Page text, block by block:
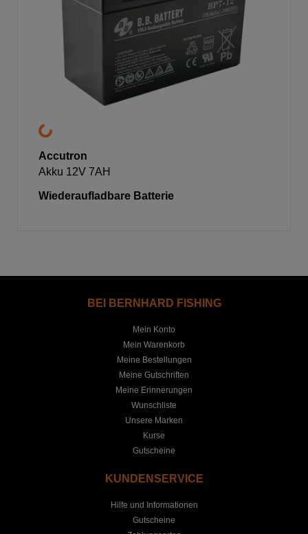
Accutron
Akku 12V 7AH
Wiederaufladbare Batterie
BEI BERNHARD FISHING
Mein Konto
Mein Warenkorb
Meine Bestellungen
Meine Gutschriften
Meine Erinnerungen
Wunschliste
Unsere Marken
Kurse
Gutscheine
KUNDENSERVICE
Hilfe und Informationen
Gutscheine